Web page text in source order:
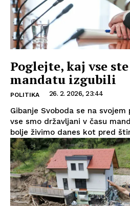
Poglejte, kaj vse
mandatu izgubili
POLITIKA 26. 2. 2026, 23:44
Gibanje Svoboda se na
vse smo državljani v času
bolje živimo danes kot pred